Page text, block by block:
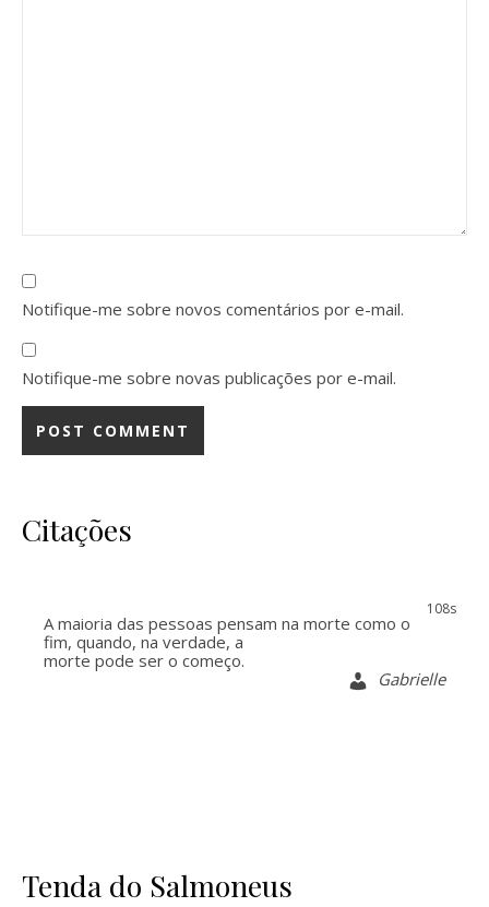
Notifique-me sobre novos comentários por e-mail.
Notifique-me sobre novas publicações por e-mail.
Citações
107s
A maioria das pessoas pensam na morte como o
fim, quando, na verdade, a
morte pode ser o começo.
Gabrielle
Tenda do Salmoneus